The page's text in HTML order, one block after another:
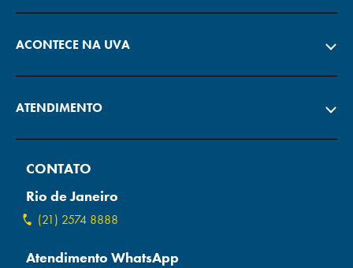
ACONTECE NA UVA
ATENDIMENTO
CONTATO
Rio de Janeiro
(21) 2574 8888
Atendimento WhatsApp